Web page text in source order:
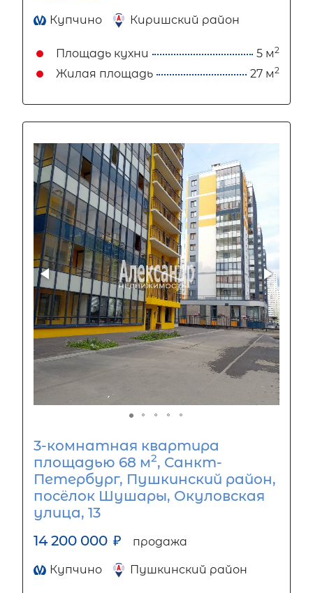
Купчино Киришский район
Площадь кухни 5 м2
Жилая площадь 27 м2
3-комнатная квартира
площадью 68 м2, Санкт-
Петербург, Пушкинский район,
посёлок Шушары, Окуловская
улица, 13
14 200 000 ₽ продажа
Купчино Пушкинский район